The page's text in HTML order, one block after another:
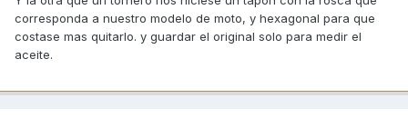
corresponda a nuestro modelo de moto, y hexagonal para que
costase mas quitarlo. y guardar el original solo para medir el
aceite.